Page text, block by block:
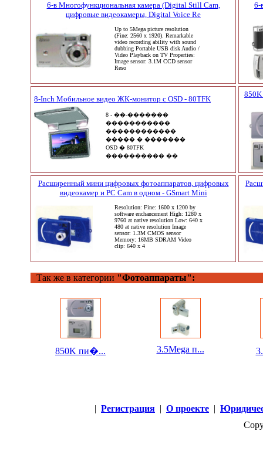
6-в Многофункциональная камера (Digital Still Cam,
цифровые видеокамеры, Digital Voice Re
Up to 5Mega picture resolution
(Fine: 2560 x 1920). Remarkable
video recording ability with sound
dubbing Portable USB disk Audio /
Video Playback on TV Properties:
Image sensor: 3.1M CCD sensor
Reso
6-
8-Inch Мобильное видео ЖК-монитор с OSD - 80TFK
8 - ��-�������
�����������
������������
����� � �������
OSD � 80TFK
���������� ��
(H) X 96-��������� MM
(8 ������)
����������
���������
(�����): 480 (H) X 3 RGB X
234-���������
����
850K
Расширенный мини цифровых фотоаппаратов, цифровых
видеокамер и PC Cam в одном - GSmart Mini
Resolution: Fine: 1600 x 1200 by
software enchancement High: 1280 x
9760 at native resolution Low: 640 x
480 at native resolution Image
sensor: 1.3M CMOS sensor
Memory: 16MB SDRAM Video
clip: 640 x 4
Так же в категории "Фотоаппараты":
850K пи�... 3.5Mega п...
| Регистрация | О проекте |